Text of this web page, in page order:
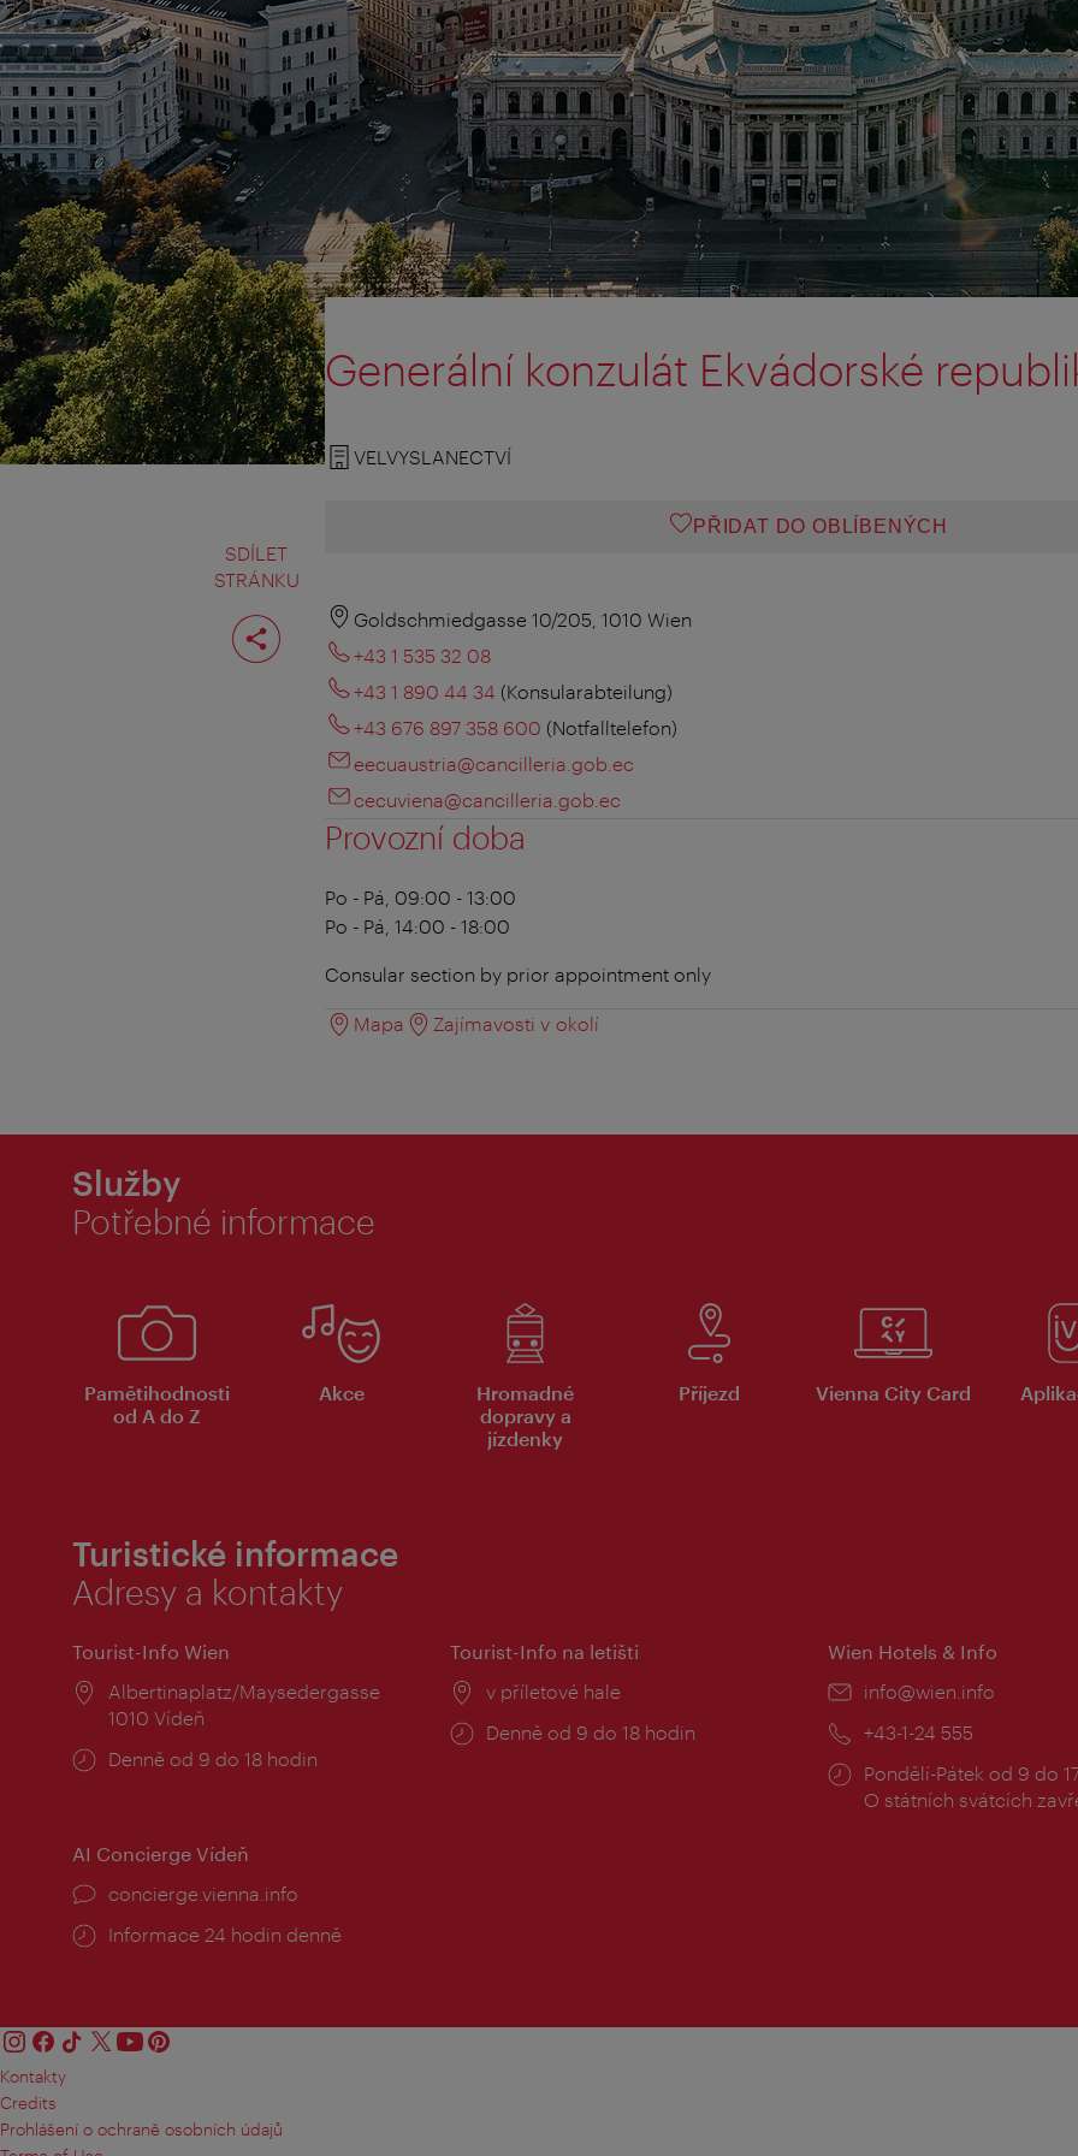
SDÍLET
STRÁNKU
Rozdělit
stranu
Generální konzulát Ekvádorské
VELVYSLANECTVÍ
PŘIDAT DO OBLÍBENÝCH
Goldschmiedgasse 10/205, 1010 Wien
+43 1 535 32 08
+43 1 890 44 34 (Konsularabteilung)
+43 676 897 358 600 (Notfalltelefon)
eecuaustria@cancilleria.gob.ec
cecuviena@cancilleria.gob.ec
Provozní doba
Po - Pá, 09:00 - 13:00
Po - Pá, 14:00 - 18:00
Consular section by prior appointment only
Mapa Zajímavosti v okolí
Služby
Potřebné informace
Pamětihodnosti
od A do Z
Akce
Hromadné
dopravy a
jízdenky
Příjezd Vienna City Card
Turistické informace
Adresy a kontakty
Tourist-Info Wien
Místo:
Albertinaplatz/Maysedergasse
1010 Vídeň
Provozní
Denně od 9 do 18 hodin
Tourist-Info na letišti
Místo:
v příletové hale
Provozní
Denně od 9 do 18 hodin
Wien Hotels & Info
E-
info@wien.info
Telefon:
+43-1-24 555
Provozní
doba:
Pondělí-Pátek od 9 do
O státních svátcích
AI Concierge Vídeň
concierge.vienna.info
Informace 24 hodin denně
Kontakty
Credits
Prohlášení o ochraně osobních údajů